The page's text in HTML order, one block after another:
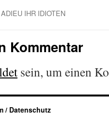
IHR IDIOTEN
Kommentar
sein, um einen
/ Datenschutz